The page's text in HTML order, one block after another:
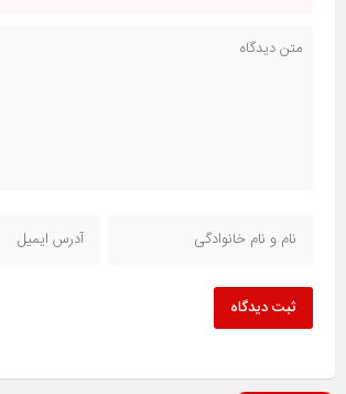
ثبت دیدگاه